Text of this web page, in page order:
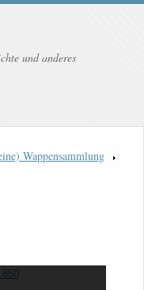
und anderes
Wappensammlung